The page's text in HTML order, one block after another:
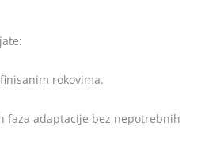
rokovima.
faza adaptacije bez nepotrebnih